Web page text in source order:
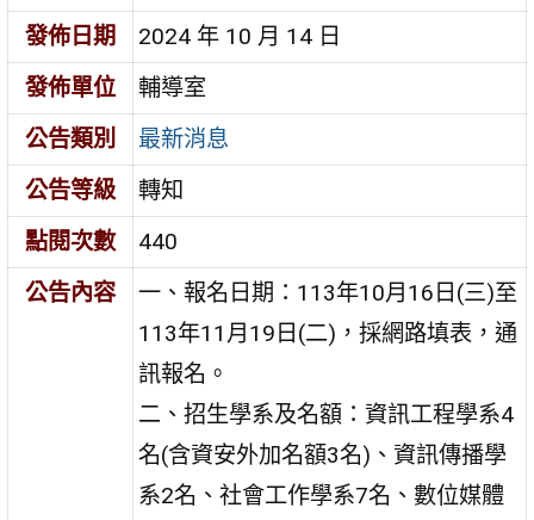
發佈日期
2024 年 10 月 14 日
發佈單位
輔導室
公告類別
最新消息
公告等級
轉知
點閱次數
440
公告內容
一、報名日期：113年10月16日(三)至
113年11月19日(二)，採網路填表，通
訊報名。
二、招生學系及名額：資訊工程學系4
名(含資安外加名額3名)、資訊傳播學
系2名、社會工作學系7名、數位媒體